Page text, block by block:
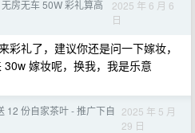
无房无车 50W 彩礼算高
2025 年 6 月 6
日
彩礼了，建议你还是问一下嫁妆，
嫁妆呢，换我，我是乐意
12 份自家茶叶 - 推广下自 2025 年 5 月
29 日